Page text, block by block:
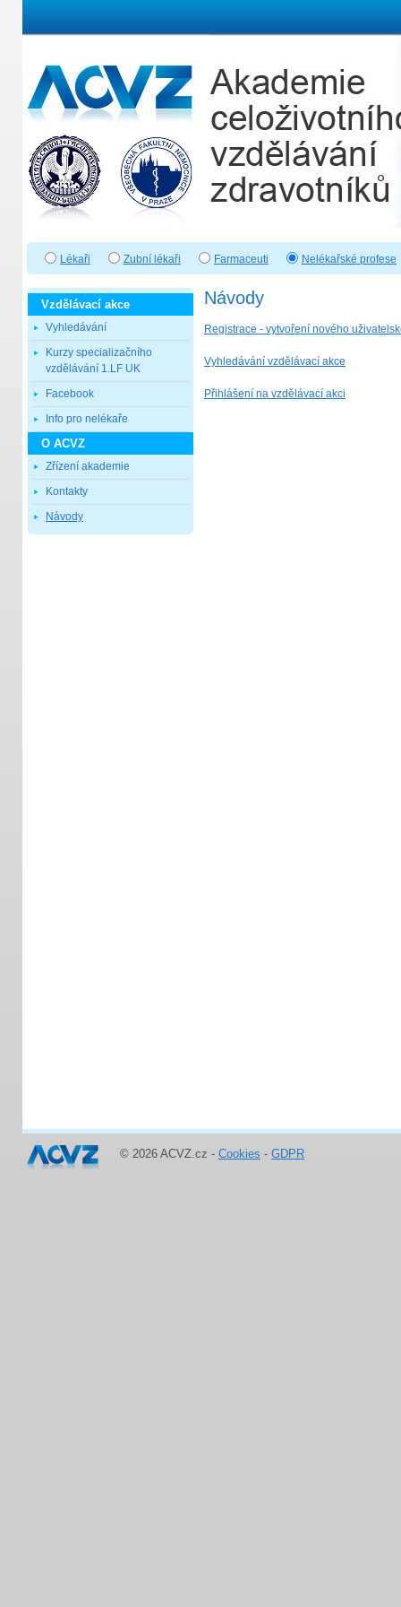
Lékaři Zubní lékaři Farmaceuti Nelékařské profese
Návody
Registrace - vytvoření nového
Vyhledávání vzdělávací akce
Přihlášení na vzdělávací akci
Vzdělávací akce
Vyhledávání
Kurzy specializačního
vzdělávání 1.LF UK
Facebook
Info pro nelékaře
O ACVZ
Zřízení akademie
Kontakty
Návody
© 2026 ACVZ.cz - Cookies - GDPR